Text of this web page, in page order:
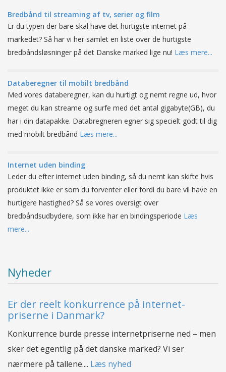
Bredbånd til streaming af tv, serier og film
Er du typen der bare skal have det hurtigste internet på
markedet? Så har vi her samlet en liste over de hurtigste
bredbåndsløsninger på det Danske marked lige nu! Læs mere...
Databeregner til mobilt bredbånd
Med vores databeregner, kan du hurtigt og nemt regne ud, hvor
meget du kan streame og surfe med det antal gigabyte(GB), du
har i din datapakke. Databregneren egner sig specielt godt til dig
med mobilt bredbånd Læs mere...
Internet uden binding
Leder du efter internet uden binding, så du nemt kan skifte hvis
produktet ikke er som du forventer eller fordi du bare vil have en
hurtigere hastighed? Så se vores oversigt over
bredbåndsudbydere, som ikke har en bindingsperiode Læs
mere...
Nyheder
Er der reelt konkurrence på internet-
priserne i Danmark?
Konkurrence burde presse internetpriserne ned – men
sker det egentlig på det danske marked? Vi ser
nærmere på tallene.... Læs nyhed